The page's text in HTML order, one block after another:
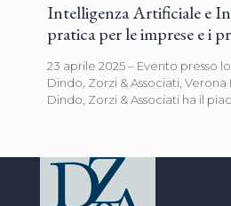
Intelligenza Artificiale e
pratica per le imprese e i
23 aprile 2025 – Evento presso
Dindo, Zorzi & Associati,
Dindo, Zorzi & Associati ha il